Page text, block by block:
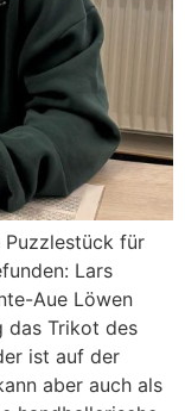
Puzzlestück für
Lars
Aue Löwen
das Trikot des
ist auf der
aber auch als